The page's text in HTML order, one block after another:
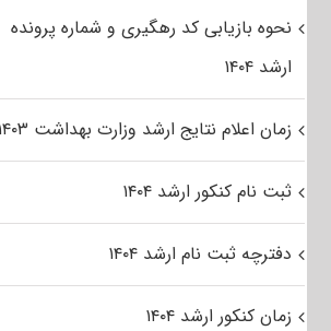
نحوه بازیابی کد رهگیری و شماره پرونده
ارشد ۱۴۰۴
زمان اعلام نتایج ارشد وزارت بهداشت ۱۴۰۳
ثبت نام کنکور ارشد ۱۴۰۴
دفترچه ثبت نام ارشد ۱۴۰۴
زمان کنکور ارشد ۱۴۰۴